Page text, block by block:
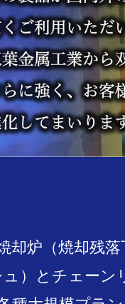
炉（焼却残
）とチェー